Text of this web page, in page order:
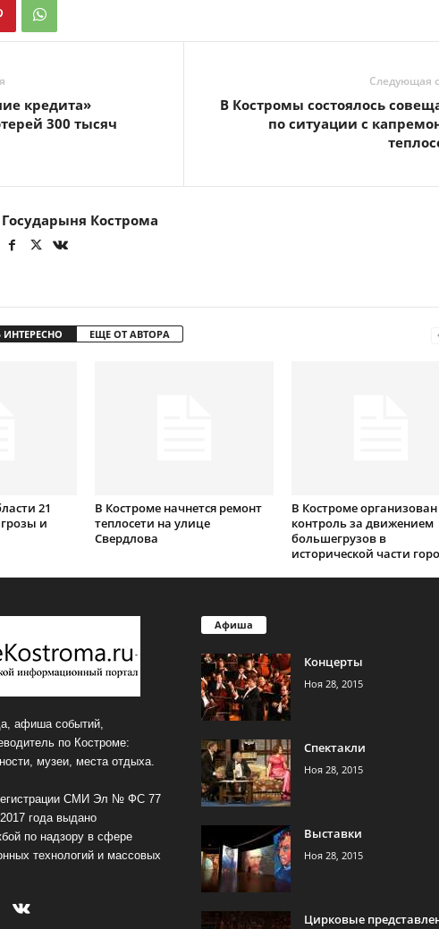
кредита»
300 тысяч
Следующая
В Костромы состоялось
по ситуации с
Государыня Кострома
ЕЩЕ ОТ АВТОРА
21
и
В Костроме начнется ремонт
теплосети на улице
Свердлова
В Костроме организован
контроль за движением
большегрузов в
исторической части
афиша событий,
по Костроме:
музеи, места отдыха.
СМИ Эл № ФС 77
года выдано
по надзору в сфере
технологий и массовых
Афиша
Концерты
Ноя 28, 2015
Спектакли
Ноя 28, 2015
Выставки
Ноя 28, 2015
Цирковые